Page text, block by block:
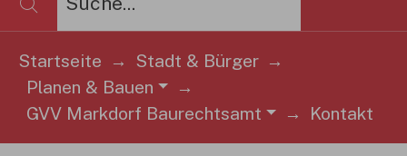
Sie sind hier:
Startseite
Stadt & Bürger
Planen & Bauen
GVV Markdorf Baurechtsamt
Kontakt